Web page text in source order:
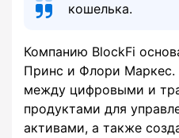
кошелька.
Компанию BlockFi
Принс и Флори Маркес.
между цифровыми и
продуктами для
активами, а также